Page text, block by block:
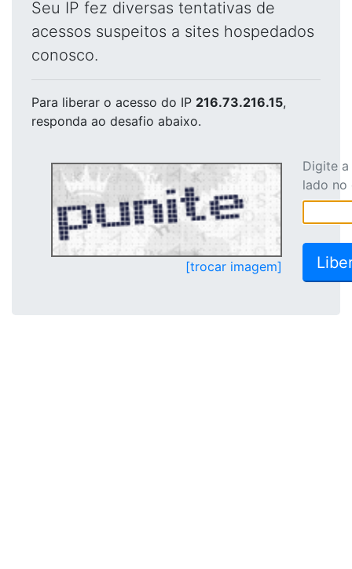
Seu IP fez diversas tentativas de
acessos suspeitos a sites hospedados
conosco.
Para liberar o acesso do IP 216.73.216.15,
responda ao desafio abaixo.
[trocar imagem]
Digite
lado no